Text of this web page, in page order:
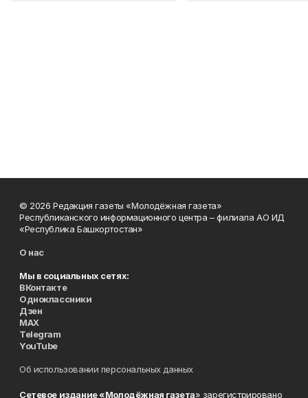
© 2026 Редакция газеты «Молодёжная газета»
Республиканского информационного центра – филиала АО ИД
«Республика Башкортостан»
О нас
Мы в социальных сетях:
ВКонтакте
Одноклассники
Дзен
MAX
Telegram
YouTube
Об использовании персональных данных
Сетевое издание «Молодёжная газета» зарегистрировано